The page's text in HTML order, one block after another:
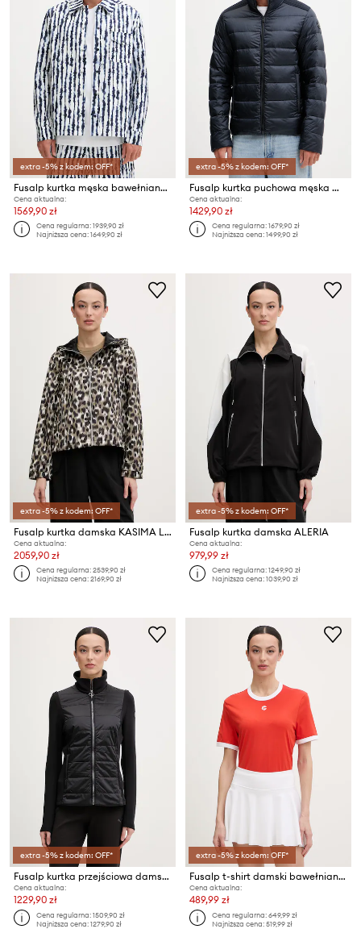
extra -5% z kodem: OFF*
Fusalp kurtka męska bawełniana JAYMEO SHIBO
Cena aktualna:
1569,90 zł
Cena regularna:1939,90 zł
Najniższa cena:1649,90 zł
extra -5% z kodem: OFF*
Fusalp kurtka puchowa męska MIKE
Cena aktualna:
1429,90 zł
Cena regularna:1679,90 zł
Najniższa cena:1499,90 zł
extra -5% z kodem: OFF*
Fusalp kurtka damska KASIMA LEOPARD
Cena aktualna:
2059,90 zł
Cena regularna:2539,90 zł
Najniższa cena:2169,90 zł
extra -5% z kodem: OFF*
Fusalp kurtka damska ALERIA
Cena aktualna:
979,99 zł
Cena regularna:1249,90 zł
Najniższa cena:1039,90 zł
extra -5% z kodem: OFF*
Fusalp kurtka przejściowa damska LINN
Cena aktualna:
1229,90 zł
Cena regularna:1509,90 zł
Najniższa cena:1279,90 zł
extra -5% z kodem: OFF*
Fusalp t-shirt damski bawełniany TANIXA
Cena aktualna:
489,99 zł
Cena regularna:649,99 zł
Najniższa cena:519,99 zł